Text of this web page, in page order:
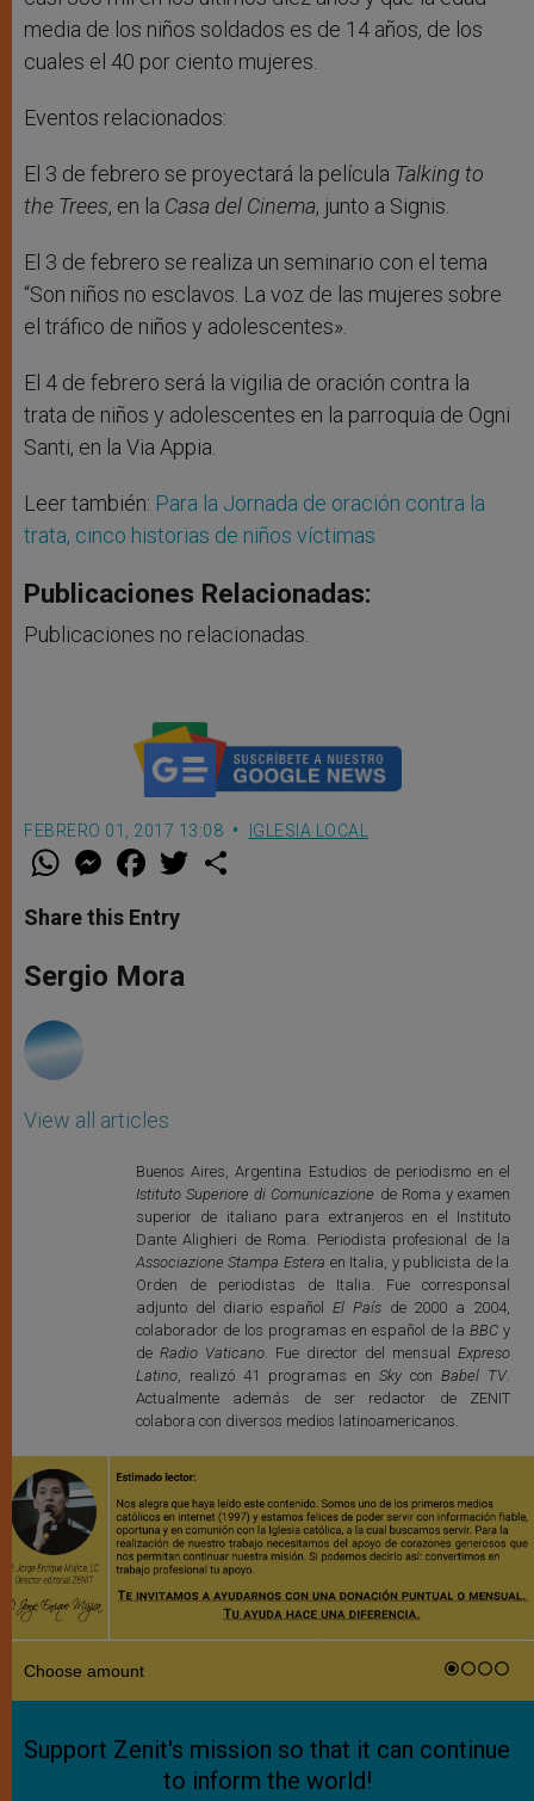
media de los niños soldados es de 14 años, de los
cuales el 40 por ciento mujeres.
Eventos relacionados:
El 3 de febrero se proyectará la película Talking to
the Trees, en la Casa del Cinema, junto a Signis.
El 3 de febrero se realiza un seminario con el tema
“Son niños no esclavos. La voz de las mujeres sobre
el tráfico de niños y adolescentes».
El 4 de febrero será la vigilia de oración contra la
trata de niños y adolescentes en la parroquia de Ogni
Santi, en la Via Appia.
Leer también: Para la Jornada de oración contra la
trata, cinco historias de niños víctimas
Publicaciones Relacionadas:
Publicaciones no relacionadas.
FEBRERO 01, 2017 13:08 IGLESIA LOCAL
W
t
s
p
p
M
e
s
e
g
e
F
a
e
b
o
k
w
Share this Entry
Sergio Mora
View all articles
Buenos Aires, Argentina Estudios de periodismo en el
Istituto Superiore di Comunicazione de Roma y examen
superior de italiano para extranjeros en el Instituto
Dante Alighieri de Roma. Periodista profesional de la
Associazione Stampa Estera en Italia, y publicista de la
Orden de periodistas de Italia. Fue corresponsal
adjunto del diario españolEl Paísde 2000 a 2004,
colaborador de los programas en español de la BBCy
de Radio Vaticano. Fue director del mensualExpreso
Latino, realizó 41 programas en Skycon Babel TV.
Actualmente además de ser redactor de ZENIT
colabora con diversos medios latinoamericanos.